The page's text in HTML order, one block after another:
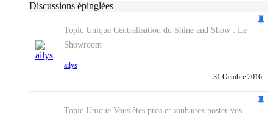
Discussions épinglées
Topic Unique Centralisation du Shine and Show : Le
Showroom
ailys
31 Octobre 2016
Topic Unique Vous êtes pros et souhaitez poster vos